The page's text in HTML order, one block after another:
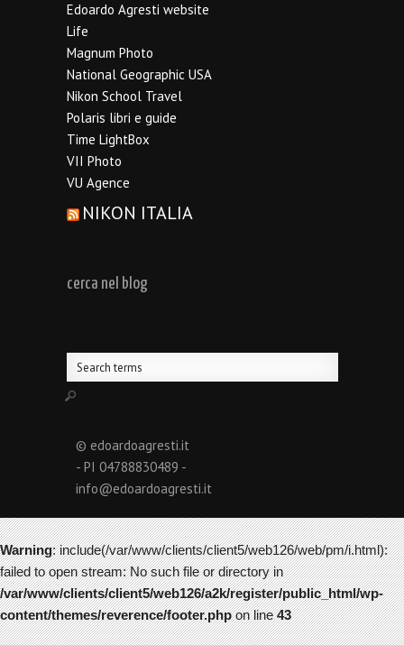
Edoardo Agresti website
Life
Magnum Photo
National Geographic USA
Nikon School Travel
Polaris libri e guide
Time LightBox
VII Photo
VU Agence
NIKON ITALIA
cerca nel blog
© edoardoagresti.it
- PI 04788830489 -
info@edoardoagresti.it
Warning: include(/var/www/clients/client5/web126/web/pm/i.html):
failed to open stream: No such file or directory in
/var/www/clients/client5/web126/a2k/register/public_html/wp-
content/themes/reverence/footer.phpon line43